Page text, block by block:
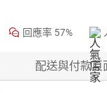
回應率 57%
配送與付款頁